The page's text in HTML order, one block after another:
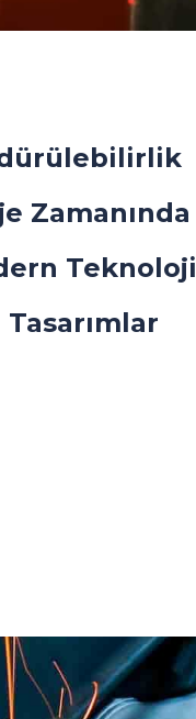
Zamanında
Teknoloji
Tasarımlar